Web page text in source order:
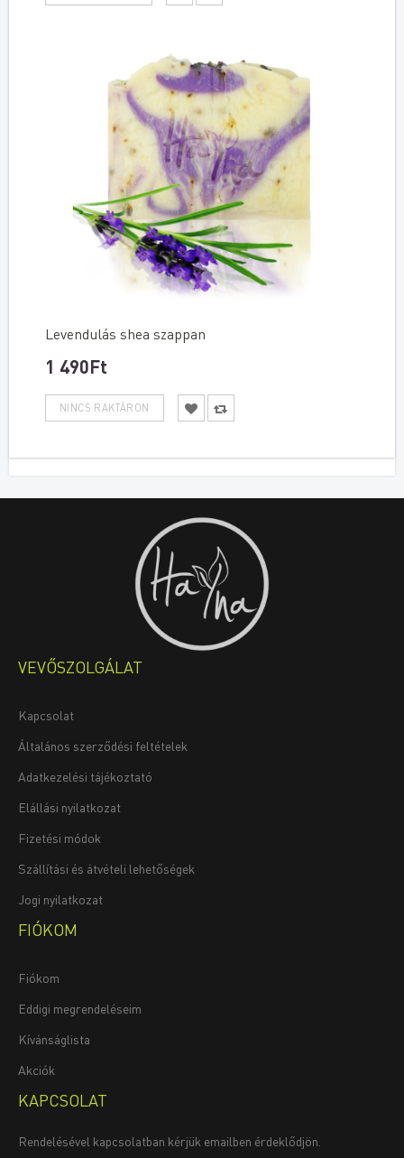
Levendulás shea szappan
1 490Ft
VEVŐSZOLGÁLAT
Kapcsolat
Általános szerződési feltételek
Adatkezelési tájékoztató
Elállási nyilatkozat
Fizetési módok
Szállítási és átvételi lehetőségek
Jogi nyilatkozat
FIÓKOM
Fiókom
Eddigi megrendeléseim
Kívánságlista
Akciók
KAPCSOLAT
Rendelésével kapcsolatban kérjük emailben érdeklődjön.